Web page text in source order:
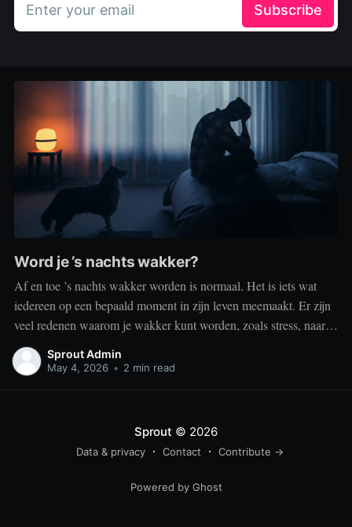
Enter your email Subscribe
Word je ’s nachts wakker?
Af en toe ’s nachts wakker worden is normaal. Het is iets wat
iedereen op een bepaald moment in zijn leven meemaakt. Er zijn
veel redenen waarom je wakker kunt worden, zoals stress, naar
het toilet moeten, je omgeving of medische aandoeningen die je
slaap beïnvloeden. Dit is geen probleem
Sprout Admin
May 4, 2026 • 2 min read
Sprout © 2026
Data & privacy Contact Contribute →
Powered by Ghost